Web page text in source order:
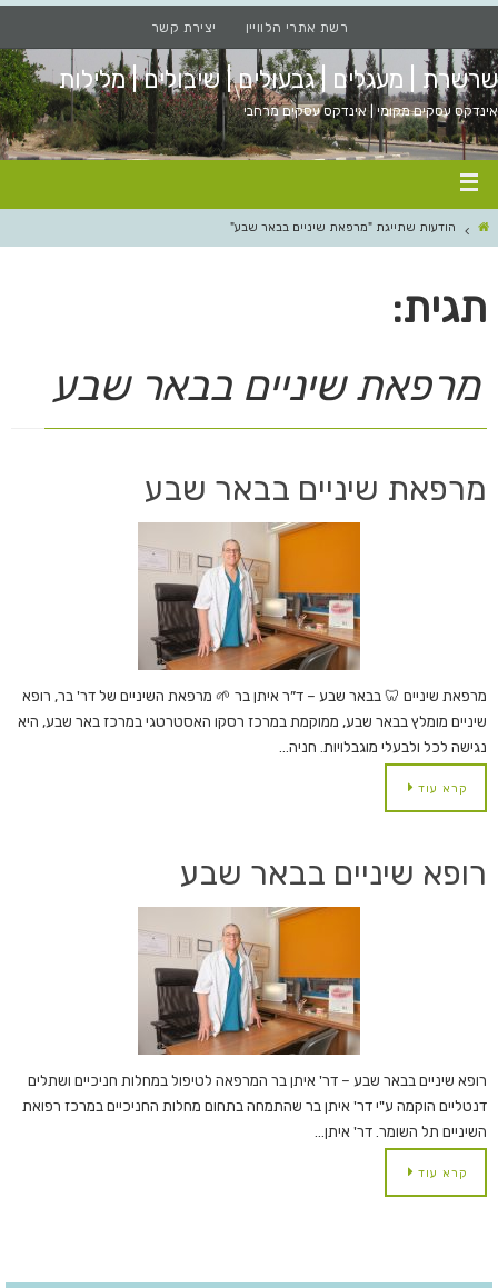
רשת אתרי הלוויין יצירת קשר
שרשרת | מעגלים | גבעולים | שיבולים | מלילות
אינדקס עסקים מקומי | אינדקס עסקים מרחבי
הודעות שתייגת "מרפאת שיניים בבאר שבע"
תגית:
מרפאת שיניים בבאר שבע
מרפאת שיניים בבאר שבע
מרפאת שיניים 🦷 בבאר שבע – ד”ר איתן בר 🌱 מרפאת השיניים של דר' בר, רופא
שיניים מומלץ בבאר שבע, ממוקמת במרכז רסקו האסטרטגי במרכז באר שבע, היא
נגישה לכל ולבעלי מוגבלויות. חניה…
קרא עוד
רופא שיניים בבאר שבע
רופא שיניים בבאר שבע – דר' איתן בר המרפאה לטיפול במחלות חניכיים ושתלים
דנטליים הוקמה ע"י דר' איתן בר שהתמחה בתחום מחלות החניכיים במרכז רפואת
השיניים תל השומר. דר' איתן…
קרא עוד